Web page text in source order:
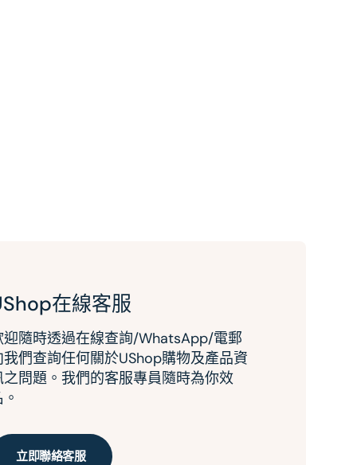
在線客服
迎隨時透過在線查詢/WhatsApp/電郵
我們查詢任何關於UShop購物及產品資
之問題。我們的客服專員隨時為你效
立即聯絡客服